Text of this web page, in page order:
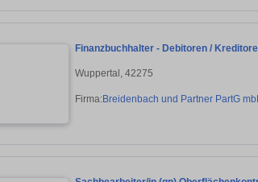
Finanzbuchhalter - Debitoren /
Wuppertal, 42275
Firma:Breidenbach und Partner PartG